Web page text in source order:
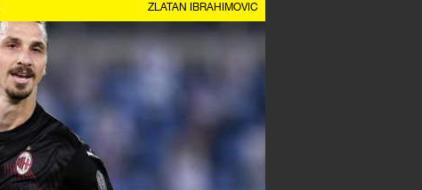
ZLATAN IBRAHIMOVIC